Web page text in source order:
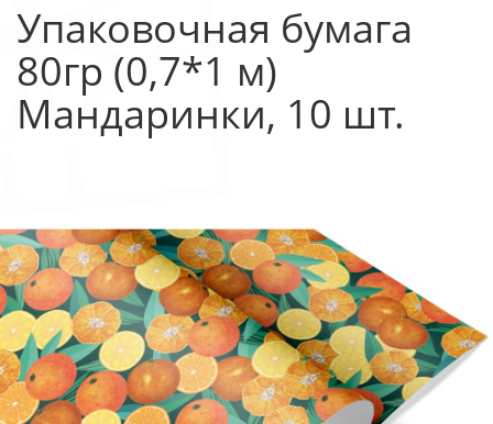
Упаковочная бумага
80гр (0,7*1 м)
Мандаринки, 10 шт.